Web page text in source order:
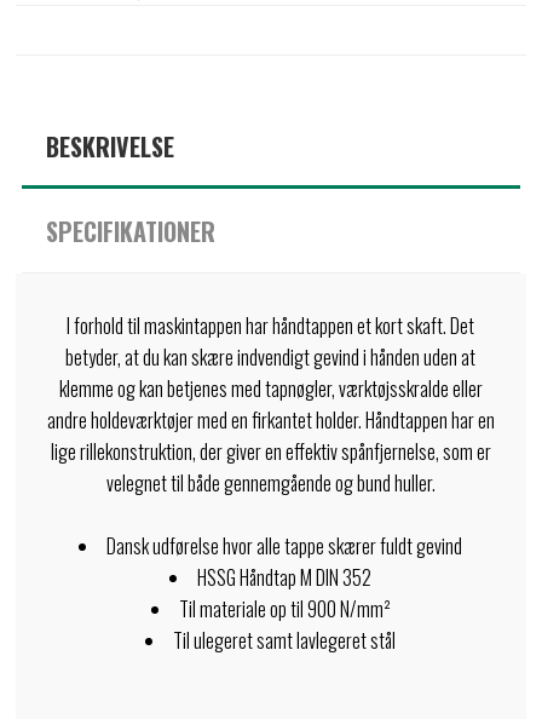
BESKRIVELSE
SPECIFIKATIONER
I forhold til maskintappen har håndtappen et kort skaft. Det
betyder, at du kan skære indvendigt gevind i hånden uden at
klemme og kan betjenes med tapnøgler, værktøjsskralde eller
andre holdeværktøjer med en firkantet holder. Håndtappen har en
lige rillekonstruktion, der giver en effektiv spånfjernelse, som er
velegnet til både gennemgående og bund huller.
Dansk udførelse hvor alle tappe skærer fuldt gevind
HSSG Håndtap M DIN 352
Til materiale op til 900 N/mm²
Til ulegeret samt lavlegeret stål